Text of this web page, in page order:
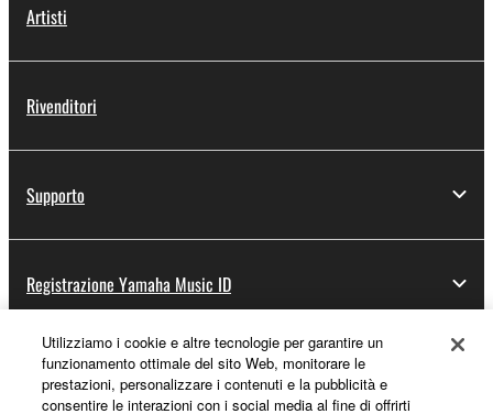
Artisti
Rivenditori
Supporto
Registrazione Yamaha Music ID
Informazioni su Yamaha
Utilizziamo i cookie e altre tecnologie per garantire un
funzionamento ottimale del sito Web, monitorare le
prestazioni, personalizzare i contenuti e la pubblicità e
consentire le interazioni con i social media al fine di offrirti